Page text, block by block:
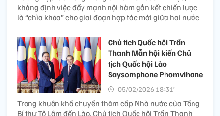
khẳng định việc đẩy mạnh nội hàm gắn kết chiến lược
là “chìa khóa” cho giai đoạn hợp tác mới giữa hai nước
Chủ tịch Quốc hội Trần
Thanh Mẫn hội kiến Chủ
tịch Quốc hội Lào
Saysomphone Phomvihane
05/02/2026 18:31’
Trong khuôn khổ chuyến thăm cấp Nhà nước của Tổng
Bí thư Tô Lâm đến Lào, Chủ tịch Quốc hội Trần Thanh